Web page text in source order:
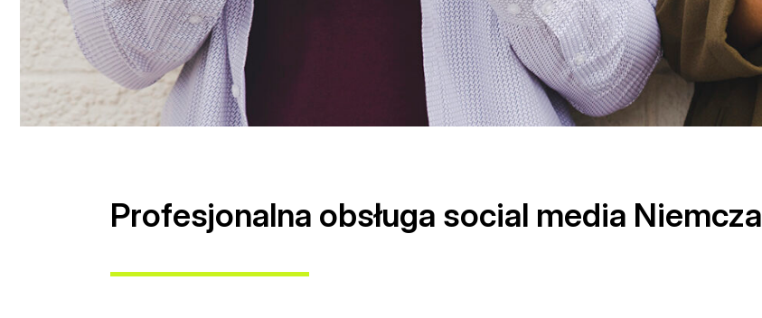
Profesjonalna obsługa social media Niemcza